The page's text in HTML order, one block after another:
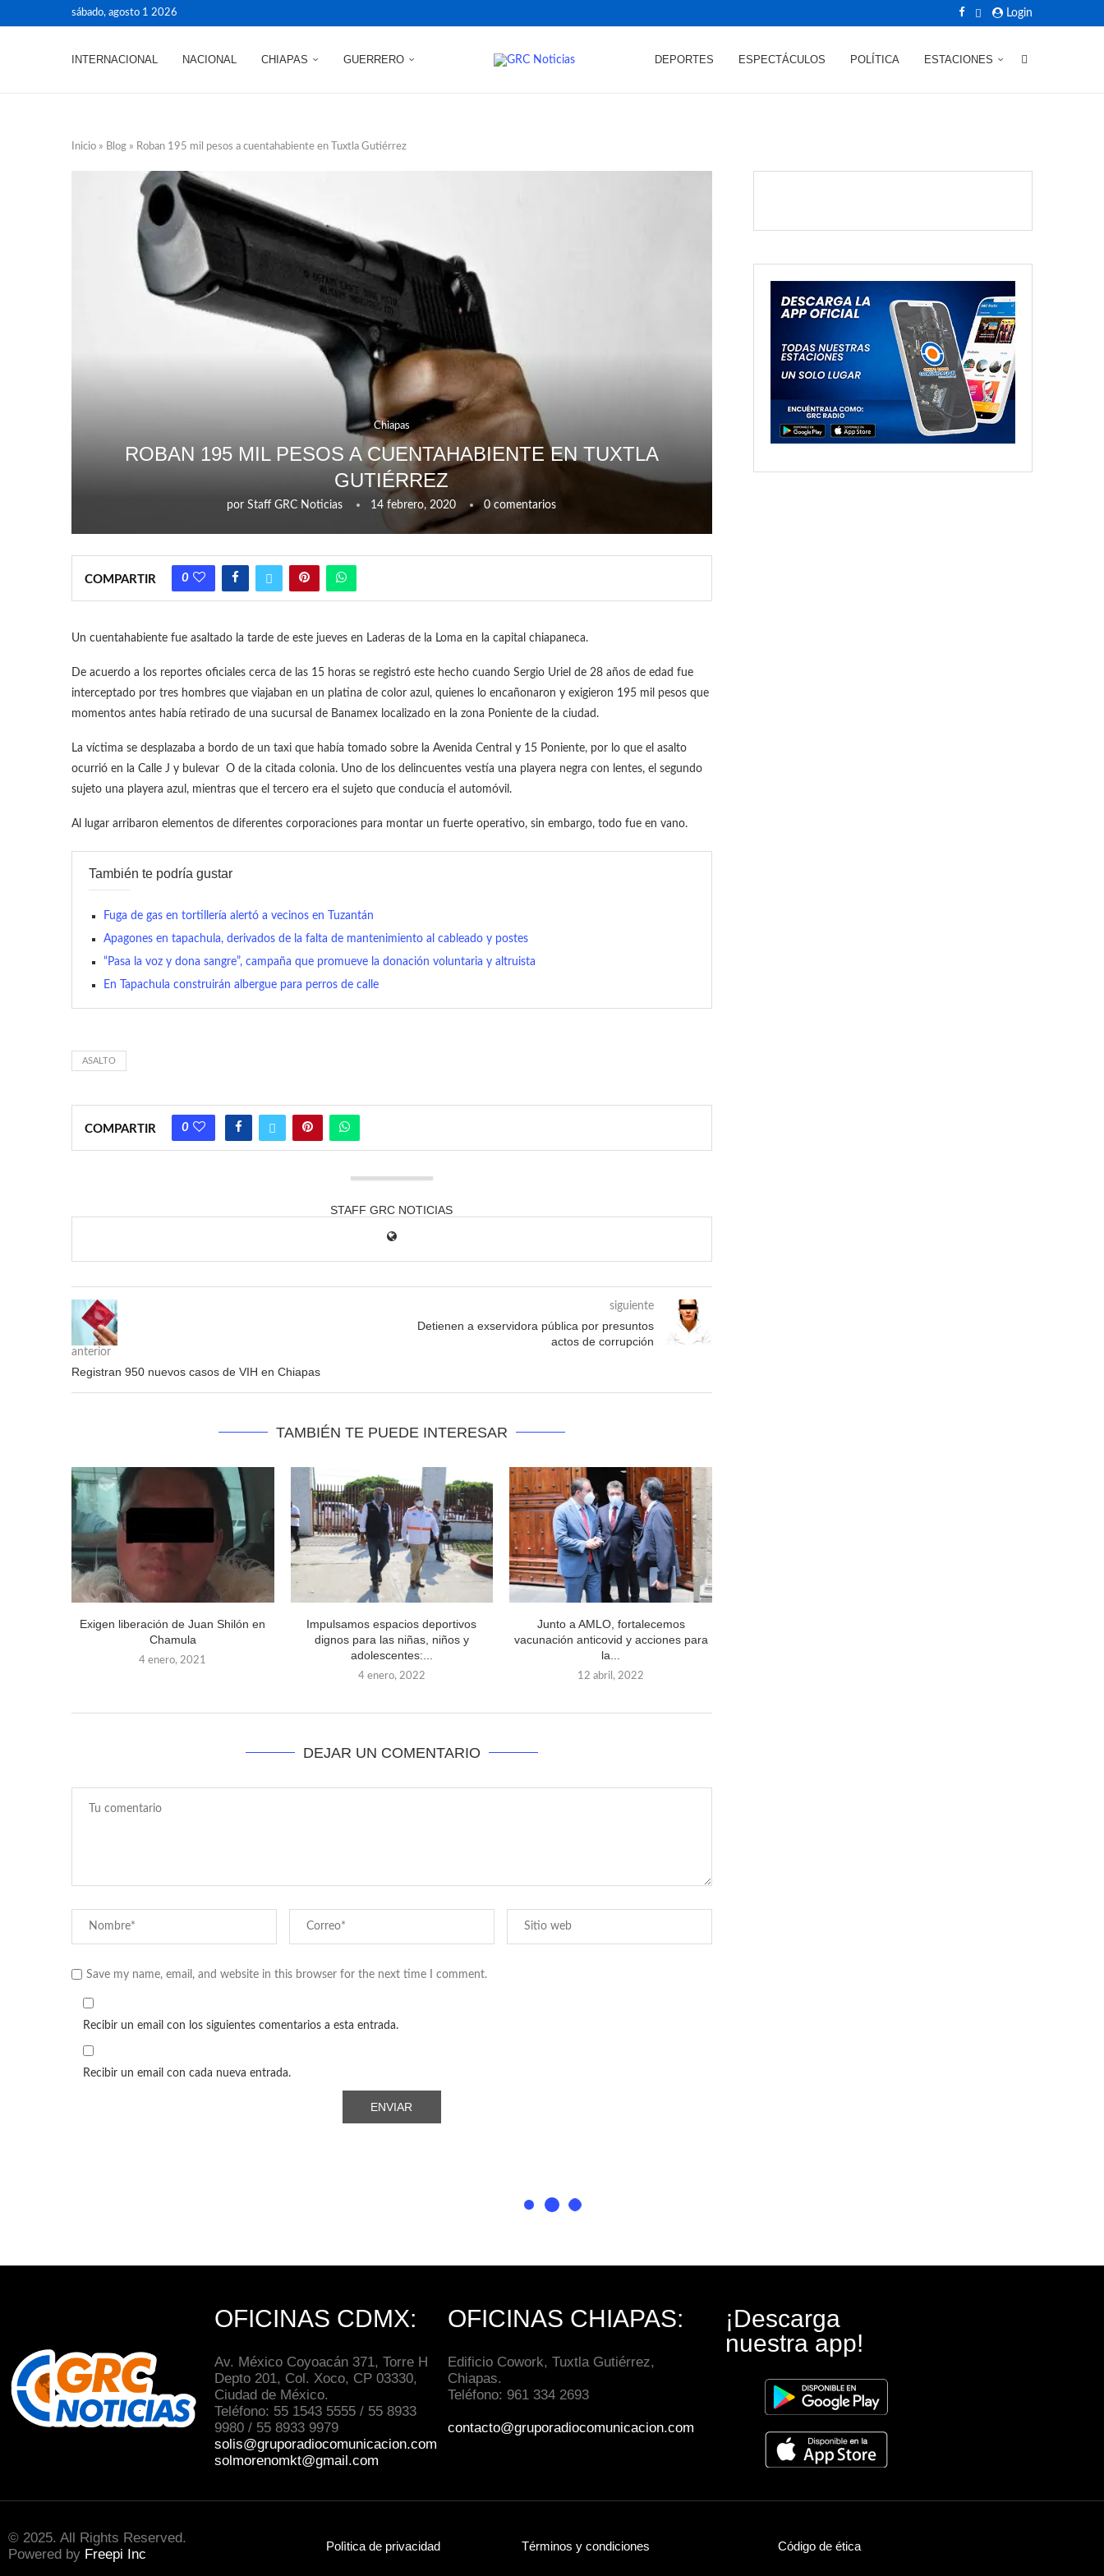
sábado, agosto 1 2026 Login
INTERNACIONAL NACIONAL CHIAPAS GUERRERO DEPORTES ESPECTÁCULOS POLÍTICA ESTACIONES
Inicio » Blog » Roban 195 mil pesos a cuentahabiente en Tuxtla Gutiérrez
Chiapas
ROBAN 195 MIL PESOS A CUENTAHABIENTE EN TUXTLA
GUTIÉRREZ
porStaff GRC Noticias 14 febrero, 2020 0 comentarios
COMPARTIR 0
Un cuentahabiente fue asaltado la tarde de este jueves en Laderas de la Loma en la capital chiapaneca.
De acuerdo a los reportes oficiales cerca de las 15 horas se registró este hecho cuando Sergio Uriel de 28 años de edad fue
interceptado por tres hombres que viajaban en un platina de color azul, quienes lo encañonaron y exigieron 195 mil pesos que
momentos antes había retirado de una sucursal de Banamex localizado en la zona Poniente de la ciudad.
La víctima se desplazaba a bordo de un taxi que había tomado sobre la Avenida Central y 15 Poniente, por lo que el asalto
ocurrió en la Calle J y bulevar O de la citada colonia. Uno de los delincuentes vestía una playera negra con lentes, el segundo
sujeto una playera azul, mientras que el tercero era el sujeto que conducía el automóvil.
Al lugar arribaron elementos de diferentes corporaciones para montar un fuerte operativo, sin embargo, todo fue en vano.
También te podría gustar
Fuga de gas en tortillería alertó a vecinos en Tuzantán
Apagones en tapachula, derivados de la falta de mantenimiento al cableado y postes
“Pasa la voz y dona sangre”, campaña que promueve la donación voluntaria y altruista
En Tapachula construirán albergue para perros de calle
ASALTO
COMPARTIR 0
STAFF GRC NOTICIAS
anterior
Registran 950 nuevos casos de VIH en Chiapas
siguiente
Detienen a exservidora pública por presuntos
actos de corrupción
TAMBIÉN TE PUEDE INTERESAR
Exigen liberación de Juan Shilón en
Chamula
4 enero, 2021
Impulsamos espacios deportivos
dignos para las niñas, niños y
adolescentes:...
4 enero, 2022
Junto a AMLO, fortalecemos
vacunación anticovid y acciones para
la...
12 abril, 2022
DEJAR UN COMENTARIO
Save my name, email, and website in this browser for the next time I comment.
Recibir un email con los siguientes comentarios a esta entrada.
Recibir un email con cada nueva entrada.
OFICINAS CDMX:
Av. México Coyoacán 371, Torre H
Depto 201, Col. Xoco, CP 03330,
Ciudad de México.
Teléfono: 55 1543 5555 / 55 8933
9980 / 55 8933 9979
solis@gruporadiocomunicacion.com
solmorenomkt@gmail.com
OFICINAS CHIAPAS:
Edificio Cowork, Tuxtla Gutiérrez,
Chiapas.
Teléfono: 961 334 2693
contacto@gruporadiocomunicacion.com
¡Descarga
nuestra app!
© 2025. All Rights Reserved.
Powered by Freepi Inc Polìtica de privacidad Términos y condiciones Código de ética